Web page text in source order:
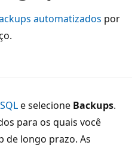
automatizados por
e selecione Backups.
para os quais você
de longo prazo. As